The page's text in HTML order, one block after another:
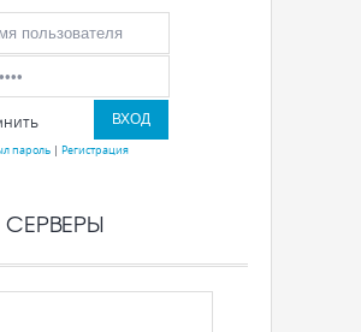
пароль| Регистрация